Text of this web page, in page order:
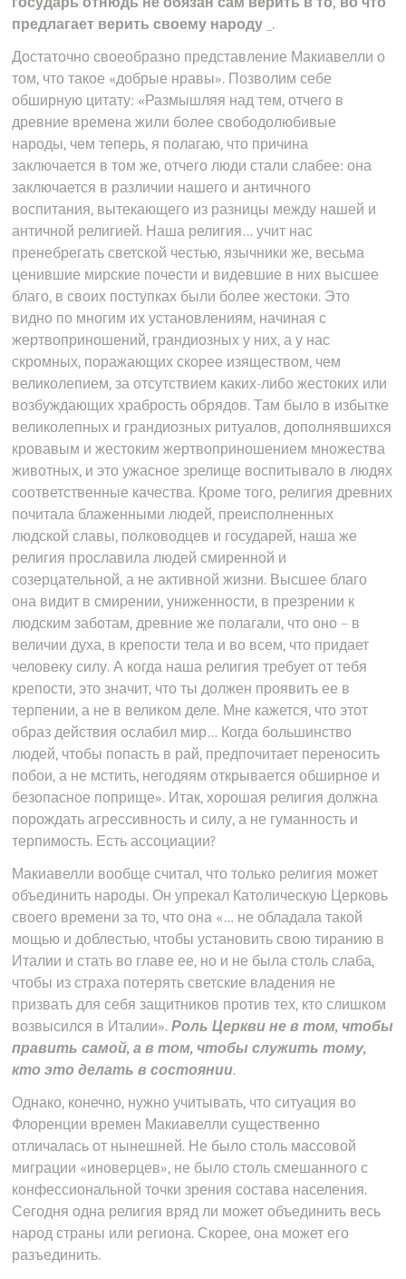
предлагает верить своему народу _.
Достаточно своеобразно представление Макиавелли о
том, что такое «добрые нравы». Позволим себе
обширную цитату: «Размышляя над тем, отчего в
древние времена жили более свободолюбивые
народы, чем теперь, я полагаю, что причина
заключается в том же, отчего люди стали слабее: она
заключается в различии нашего и античного
воспитания, вытекающего из разницы между нашей и
античной религией. Наша религия… учит нас
пренебрегать светской честью, язычники же, весьма
ценившие мирские почести и видевшие в них высшее
благо, в своих поступках были более жестоки. Это
видно по многим их установлениям, начиная с
жертвоприношений, грандиозных у них, а у нас
скромных, поражающих скорее изяществом, чем
великолепием, за отсутствием каких-либо жестоких или
возбуждающих храбрость обрядов. Там было в избытке
великолепных и грандиозных ритуалов, дополнявшихся
кровавым и жестоким жертвоприношением множества
животных, и это ужасное зрелище воспитывало в людях
соответственные качества. Кроме того, религия древних
почитала блаженными людей, преисполненных
людской славы, полководцев и государей, наша же
религия прославила людей смиренной и
созерцательной, а не активной жизни. Высшее благо
она видит в смирении, униженности, в презрении к
людским заботам, древние же полагали, что оно – в
величии духа, в крепости тела и во всем, что придает
человеку силу. А когда наша религия требует от тебя
крепости, это значит, что ты должен проявить ее в
терпении, а не в великом деле. Мне кажется, что этот
образ действия ослабил мир… Когда большинство
людей, чтобы попасть в рай, предпочитает переносить
побои, а не мстить, негодяям открывается обширное и
безопасное поприще». Итак, хорошая религия должна
порождать агрессивность и силу, а не гуманность и
терпимость. Есть ассоциации?
Макиавелли вообще считал, что только религия может
объединить народы. Он упрекал Католическую Церковь
своего времени за то, что она «… не обладала такой
мощью и доблестью, чтобы установить свою тиранию в
Италии и стать во главе ее, но и не была столь слаба,
чтобы из страха потерять светские владения не
призвать для себя защитников против тех, кто слишком
возвысился в Италии».Роль Церкви не в том, чтобы
править самой, а в том, чтобы служить тому,
кто это делать в состоянии.
Однако, конечно, нужно учитывать, что ситуация во
Флоренции времен Макиавелли существенно
отличалась от нынешней. Не было столь массовой
миграции «иноверцев», не было столь смешанного с
конфессиональной точки зрения состава населения.
Сегодня одна религия вряд ли может объединить весь
народ страны или региона. Скорее, она может его
разъединить.